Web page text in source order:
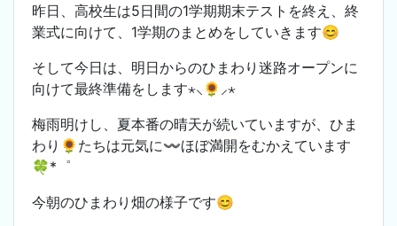
昨日、高校生は5日間の1学期期末テストを終え、終
業式に向けて、1学期のまとめをしていきます😊
そして今日は、明日からのひまわり迷路オープンに
向けて最終準備をします⋆⸜🌻⸝‍⋆
梅雨明けし、夏本番の晴天が続いていますが、ひま
わり🌻たちは元気に〰️ほぼ満開をむかえています
🍀*゜
今朝のひまわり畑の様子です😊